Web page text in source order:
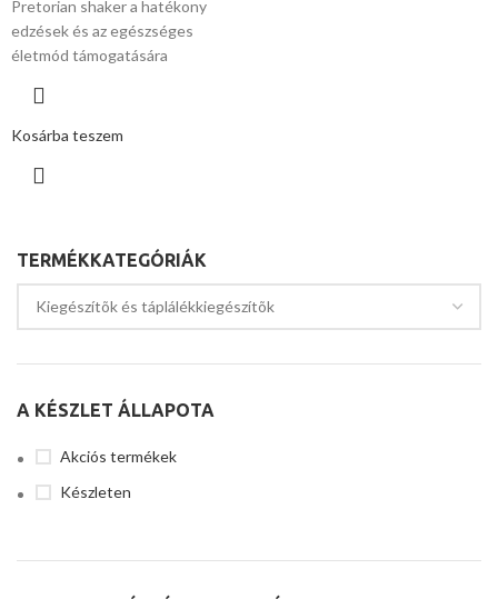
TERMÉKKATEGÓRIÁK
A KÉSZLET ÁLLAPOTA
Akciós termékek
Készleten
Pretorian shaker a hatékony
edzések és az egészséges
életmód támogatására
Kosárba teszem